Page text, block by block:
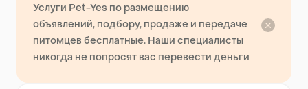
Услуги Pet-Yes по размещению
объявлений, подбору, продаже и передаче
питомцев бесплатные. Наши специалисты
никогда не попросят вас перевести деньги